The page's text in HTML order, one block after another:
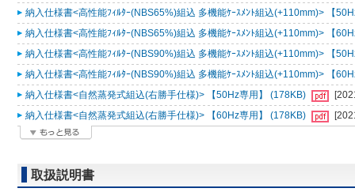
納入仕様書<高性能ﾌｨﾙﾀｰ(NBS65%)組込 多機能ｹｰｽﾒﾝﾄ組込(+110mm)> 【
納入仕様書<高性能ﾌｨﾙﾀｰ(NBS65%)組込 多機能ｹｰｽﾒﾝﾄ組込(+110mm)> 【
納入仕様書<高性能ﾌｨﾙﾀｰ(NBS90%)組込 多機能ｹｰｽﾒﾝﾄ組込(+110mm)> 【
納入仕様書<高性能ﾌｨﾙﾀｰ(NBS90%)組込 多機能ｹｰｽﾒﾝﾄ組込(+110mm)> 【
納入仕様書<自然蒸発式組込(右勝手仕様)> 【50Hz専用】 (178KB)
納入仕様書<自然蒸発式組込(右勝手仕様)> 【60Hz専用】 (178KB)
取扱説明書